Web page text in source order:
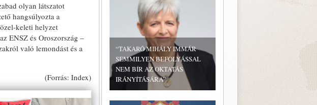
olyan látszatot
hangsúlyozta a
keleti helyzet
ENSZ és Oroszország –
való lemondást és a
(Forrás: Index)
“TAKARÓ MIHÁLY IMMÁR
SEMMILYEN BEFOLYÁSSAL
NEM BÍR AZ OKTATÁS
IRÁNYÍTÁSÁRA”